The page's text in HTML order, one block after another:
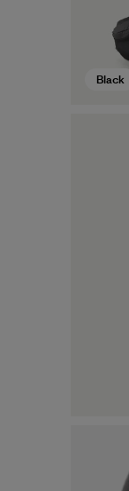
Black